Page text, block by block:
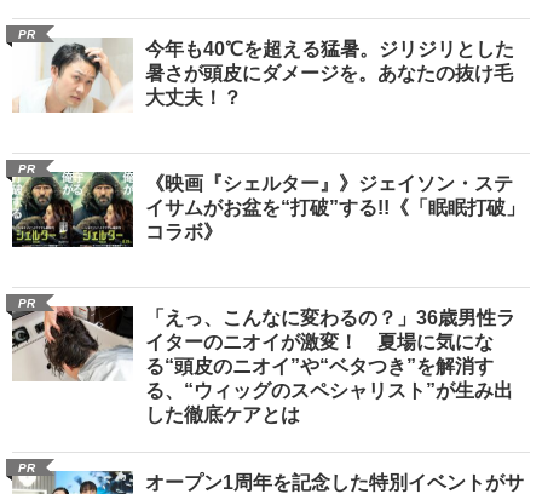
PR
今年も40℃を超える猛暑。ジリジリとした
暑さが頭皮にダメージを。あなたの抜け毛
大丈夫！？
PR
《映画『シェルター』》ジェイソン・ステ
イサムがお盆を“打破”する!!《「眠眠打破」
コラボ》
PR
「えっ、こんなに変わるの？」36歳男性ラ
イターのニオイが激変！ 夏場に気にな
る“頭皮のニオイ”や“ベタつき”を解消す
る、“ウィッグのスペシャリスト”が生み出
した徹底ケアとは
PR
オープン1周年を記念した特別イベントがサ